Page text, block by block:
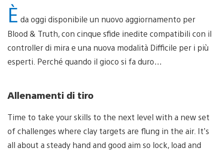
È da oggi disponibile un nuovo aggiornamento per
Blood & Truth, con cinque sfide inedite compatibili con il
controller di mira e una nuova modalità Difficile per i più
esperti. Perché quando il gioco si fa duro…
Allenamenti di tiro
Time to take your skills to the next level with a new set
of challenges where clay targets are flung in the air. It’s
all about a steady hand and good aim so lock, load and